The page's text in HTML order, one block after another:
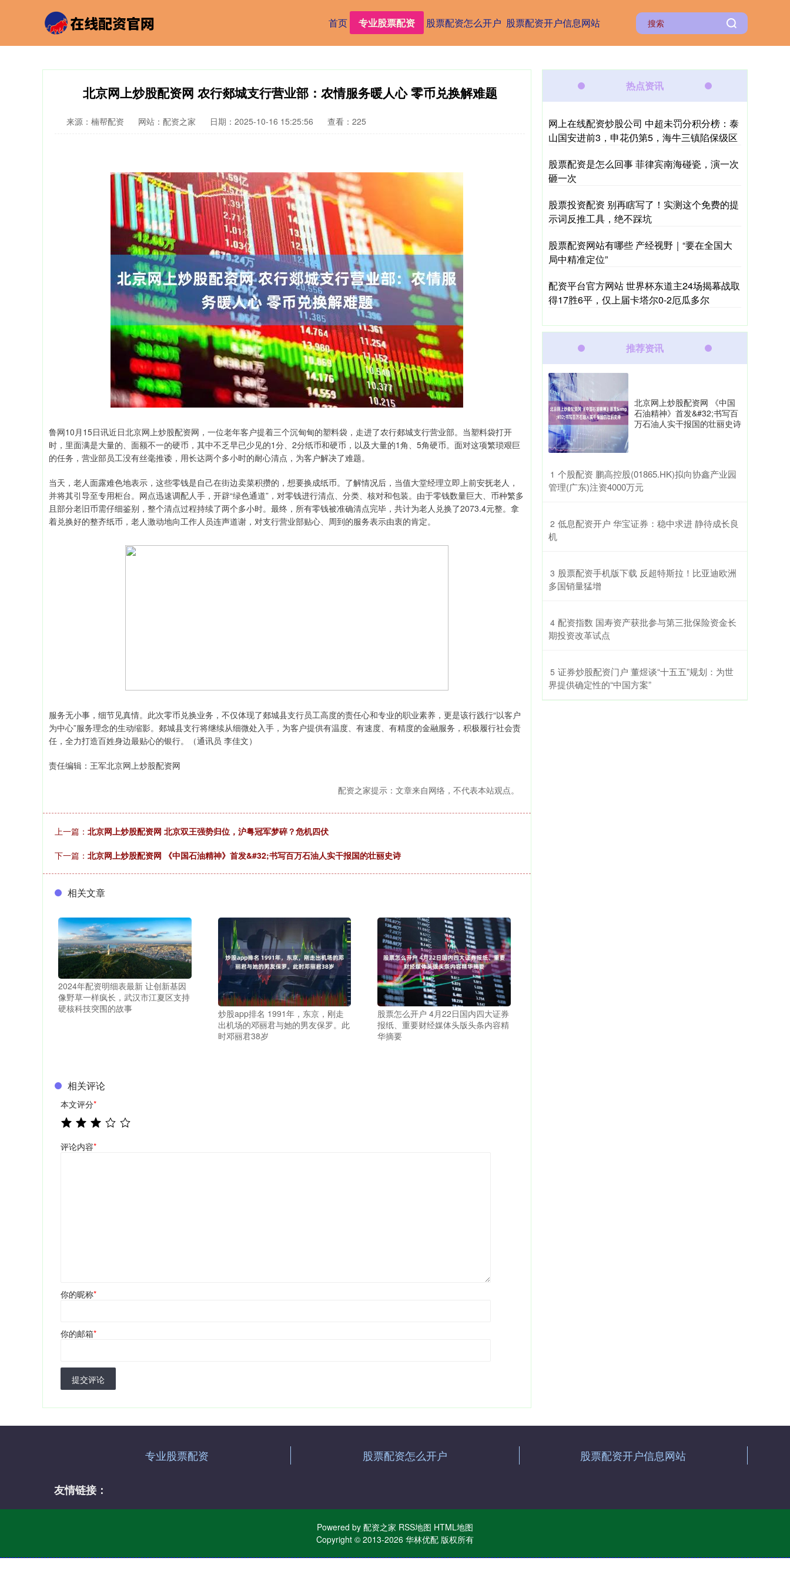
首页 专业股票配资 股票配资怎么开户 股票配资开户信息网站
北京网上炒股配资网 农行郯城支行营业部：农情服务暖人心 零币兑换解难题
来源：楠帮配资 网站：配资之家 日期：2025-10-16 15:25:56 查看：225
鲁网10月15日讯近日北京网上炒股配资网，一位老年客户提着三个沉甸甸的塑料袋，走进了农行郯城支行营业部。当塑料袋打开
时，里面满是大量的、面额不一的硬币，其中不乏早已少见的1分、2分纸币和硬币，以及大量的1角、5角硬币。面对这项繁琐艰巨
的任务，营业部员工没有丝毫推诿，用长达两个多小时的耐心清点，为客户解决了难题。
当天，老人面露难色地表示，这些零钱是自己在街边卖菜积攒的，想要换成纸币。了解情况后，当值大堂经理立即上前安抚老人，
并将其引导至专用柜台。网点迅速调配人手，开辟“绿色通道”，对零钱进行清点、分类、核对和包装。由于零钱数量巨大、币种繁多
且部分老旧币需仔细鉴别，整个清点过程持续了两个多小时。最终，所有零钱被准确清点完毕，共计为老人兑换了2073.4元整。拿
着兑换好的整齐纸币，老人激动地向工作人员连声道谢，对支行营业部贴心、周到的服务表示由衷的肯定。
服务无小事，细节见真情。此次零币兑换业务，不仅体现了郯城县支行员工高度的责任心和专业的职业素养，更是该行践行“以客户
为中心”服务理念的生动缩影。郯城县支行将继续从细微处入手，为客户提供有温度、有速度、有精度的金融服务，积极履行社会责
任，全力打造百姓身边最贴心的银行。（通讯员 李佳文）
责任编辑：王军北京网上炒股配资网
配资之家提示：文章来自网络，不代表本站观点。
上一篇： 北京网上炒股配资网 北京双王强势归位，沪粤冠军梦碎？危机四伏
下一篇： 北京网上炒股配资网 《中国石油精神》首发&#32;书写百万石油人实干报国的壮丽史诗
相关文章
2024年配资明细表最新 让创新基因
像野草一样疯长，武汉市江夏区支持
硬核科技突围的故事
炒股app排名 1991年，东京，刚走
出机场的邓丽君与她的男友保罗。此
时邓丽君38岁
股票怎么开户 4月22日国内四大证券
报纸、重要财经媒体头版头条内容精
华摘要
相关评论
本文评分*
评论内容*
你的昵称*
你的邮箱*
提交评论
热点资讯
网上在线配资炒股公司 中超未罚分积分榜：泰
山国安进前3，申花仍第5，海牛三镇陷保级区
股票配资是怎么回事 菲律宾南海碰瓷，演一次
砸一次
股票投资配资 别再瞎写了！实测这个免费的提
示词反推工具，绝不踩坑
股票配资网站有哪些 产经视野｜“要在全国大
局中精准定位”
配资平台官方网站 世界杯东道主24场揭幕战取
得17胜6平，仅上届卡塔尔0-2厄瓜多尔
推荐资讯
北京网上炒股配资网 《中国
石油精神》首发&#32;书写百
万石油人实干报国的壮丽史诗
1 ​个股配资 鹏高控股(01865.HK)拟向协鑫产业园
管理(广东)注资4000万元
2 ​低息配资开户 华宝证券：稳中求进 静待成长良
机
3 ​股票配资手机版下载 反超特斯拉！比亚迪欧洲
多国销量猛增
4 ​配资指数 国寿资产获批参与第三批保险资金长
期投资改革试点
5 ​证券炒股配资门户 董煜谈“十五五”规划：为世
界提供确定性的“中国方案”
专业股票配资 股票配资怎么开户 股票配资开户信息网站
友情链接：
Powered by 配资之家 RSS地图 HTML地图
Copyright © 2013-2026 华林优配 版权所有